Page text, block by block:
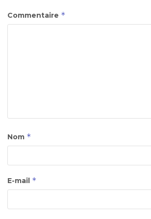
Commentaire *
Nom *
E-mail *